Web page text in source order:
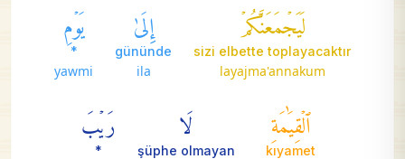
لَيَجۡمَعَنَّكُمۡ
sizi elbette toplayacaktır
layajma'annakum
إِلَىٰ
gününde
ila
يَوۡمِ
*
yawmi
ٱلۡقِيَٰمَةِ
kıyamet
لَا
şüphe olmayan
رَيۡبَ
*